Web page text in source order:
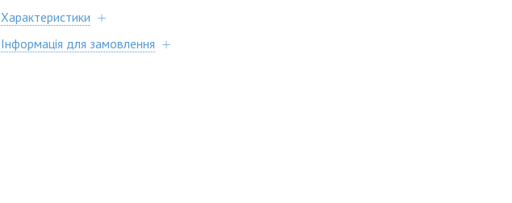
Характеристики
Інформація для замовлення